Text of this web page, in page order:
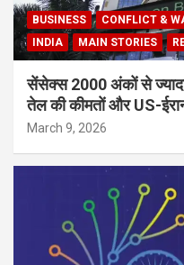
BUSINESS CONFLICT &
INDIA
MAIN STORIES
सेंसेक्स 2000 अंकों से
तेल की कीमतों और US-
March 9, 2026